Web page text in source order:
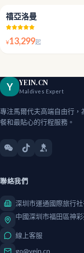
禧亞洛曼
¥13,299起
Y YEIN.CN
Maldives Expert
專注馬爾代夫高端自由行
餐和最貼心的行程服務。
聯絡我們
深圳市運通國際旅行
中國深圳市福田區神
線上客服
go@yein.cn